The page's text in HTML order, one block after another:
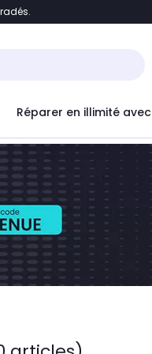
Réparer en illimité avec